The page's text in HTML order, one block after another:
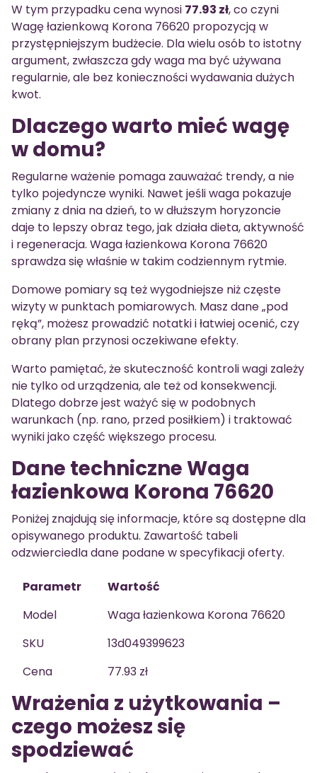
W tym przypadku cena wynosi 77.93 zł, co czyni
Wagę łazienkową Korona 76620 propozycją w
przystępniejszym budżecie. Dla wielu osób to istotny
argument, zwłaszcza gdy waga ma być używana
regularnie, ale bez konieczności wydawania dużych
kwot.
Dlaczego warto mieć wagę
w domu?
Regularne ważenie pomaga zauważać trendy, a nie
tylko pojedyncze wyniki. Nawet jeśli waga pokazuje
zmiany z dnia na dzień, to w dłuższym horyzoncie
daje to lepszy obraz tego, jak działa dieta, aktywność
i regeneracja. Waga łazienkowa Korona 76620
sprawdza się właśnie w takim codziennym rytmie.
Domowe pomiary są też wygodniejsze niż częste
wizyty w punktach pomiarowych. Masz dane „pod
ręką”, możesz prowadzić notatki i łatwiej ocenić, czy
obrany plan przynosi oczekiwane efekty.
Warto pamiętać, że skuteczność kontroli wagi zależy
nie tylko od urządzenia, ale też od konsekwencji.
Dlatego dobrze jest ważyć się w podobnych
warunkach (np. rano, przed posiłkiem) i traktować
wyniki jako część większego procesu.
Dane techniczne Waga
łazienkowa Korona 76620
Poniżej znajdują się informacje, które są dostępne dla
opisywanego produktu. Zawartość tabeli
odzwierciedla dane podane w specyfikacji oferty.
Parametr
Wartość
Model
Waga łazienkowa Korona 76620
SKU
13d049399623
Cena
77.93 zł
Wrażenia z użytkowania –
czego możesz się
spodziewać